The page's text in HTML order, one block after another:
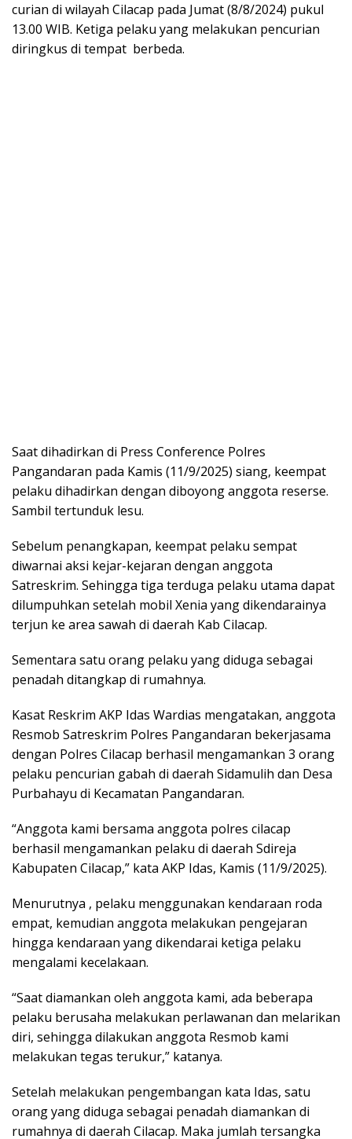
curian di wilayah Cilacap pada Jumat (8/8/2024) pukul
13.00 WIB. Ketiga pelaku yang melakukan pencurian
diringkus di tempat berbeda.
Saat dihadirkan di Press Conference Polres
Pangandaran pada Kamis (11/9/2025) siang, keempat
pelaku dihadirkan dengan diboyong anggota reserse.
Sambil tertunduk lesu.
Sebelum penangkapan, keempat pelaku sempat
diwarnai aksi kejar-kejaran dengan anggota
Satreskrim. Sehingga tiga terduga pelaku utama dapat
dilumpuhkan setelah mobil Xenia yang dikendarainya
terjun ke area sawah di daerah Kab Cilacap.
Sementara satu orang pelaku yang diduga sebagai
penadah ditangkap di rumahnya.
Kasat Reskrim AKP Idas Wardias mengatakan, anggota
Resmob Satreskrim Polres Pangandaran bekerjasama
dengan Polres Cilacap berhasil mengamankan 3 orang
pelaku pencurian gabah di daerah Sidamulih dan Desa
Purbahayu di Kecamatan Pangandaran.
“Anggota kami bersama anggota polres cilacap
berhasil mengamankan pelaku di daerah Sdireja
Kabupaten Cilacap,” kata AKP Idas, Kamis (11/9/2025).
Menurutnya , pelaku menggunakan kendaraan roda
empat, kemudian anggota melakukan pengejaran
hingga kendaraan yang dikendarai ketiga pelaku
mengalami kecelakaan.
“Saat diamankan oleh anggota kami, ada beberapa
pelaku berusaha melakukan perlawanan dan melarikan
diri, sehingga dilakukan anggota Resmob kami
melakukan tegas terukur,” katanya.
Setelah melakukan pengembangan kata Idas, satu
orang yang diduga sebagai penadah diamankan di
rumahnya di daerah Cilacap. Maka jumlah tersangka